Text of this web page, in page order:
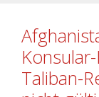
Taliban-